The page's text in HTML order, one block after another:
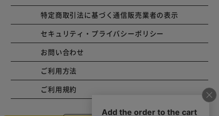
特定商取引法に基づく通信販売業者の表示
セキュリティ・プライバシーポリシー
お問い合わせ
ご利用方法
ご利用規約